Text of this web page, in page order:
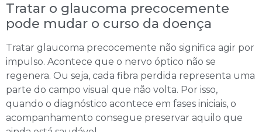
Tratar o glaucoma precocemente
pode mudar o curso da doença
Tratar glaucoma precocemente não significa agir por
impulso. Acontece que o nervo óptico não se
regenera. Ou seja, cada fibra perdida representa uma
parte do campo visual que não volta. Por isso,
quando o diagnóstico acontece em fases iniciais, o
acompanhamento consegue preservar aquilo que